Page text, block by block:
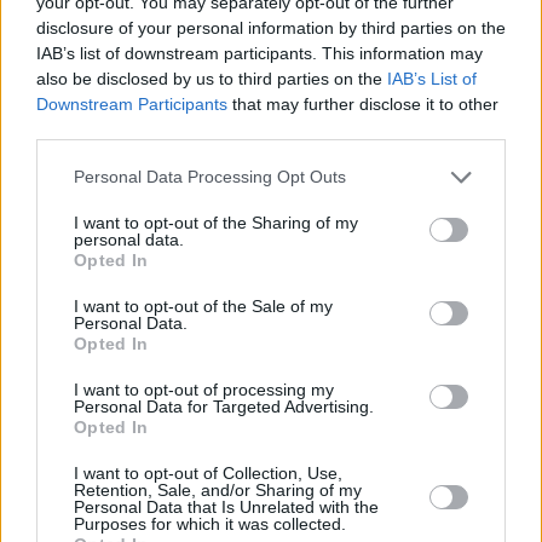
disclosure of your personal information by third parties on the
IAB’s list of downstream participants. This information may
also be disclosed by us to third parties on the IAB’s List of
Downstream Participants that may further disclose it to other
Personal Data Processing Opt Outs
I want to opt-out of the Sharing of my
personal data.
Opted In
I want to opt-out of the Sale of my
Personal Data.
Opted In
I want to opt-out of processing my
Personal Data for Targeted Advertising.
Opted In
I want to opt-out of Collection, Use,
Retention, Sale, and/or Sharing of my
Personal Data that Is Unrelated with the
Purposes for which it was collected.
toiseen
Jos Sozoliin saapuu Han Krum -aukion linja-autoasemalle
kartalla] ja majapaikka on lähistöllä, kuten
voi sinnekävellä.Kaupungissa on kuitenkin mäkiä, eikä
siellä ole mukava matkatavaroiden kanssa kävellä. Linja-
Bulgariassa taksilla matkustaminen on hyvin edullista.
Sozopolista voi
jonne on noin 45 minuutin matka. Bussi lähtee asemalta,
rahastaja tulee matkustajan luo bussissa ja Burgasissa
bussi saapuu linja-autoaseman ja rautatieaseman